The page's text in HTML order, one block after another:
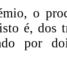
o
é, dos
por